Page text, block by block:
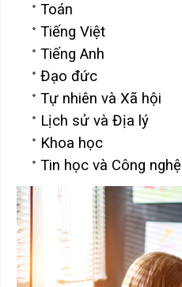
Toán
Tiếng Việt
Tiếng Anh
Đạo đức
Tự nhiên và Xã hội
Lịch sử và Địa lý
Khoa học
Tin học và Công nghệ